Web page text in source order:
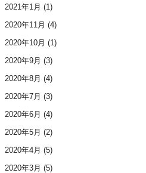
2021年1月 (1)
2020年11月 (4)
2020年10月 (1)
2020年9月 (3)
2020年8月 (4)
2020年7月 (3)
2020年6月 (4)
2020年5月 (2)
2020年4月 (5)
2020年3月 (5)